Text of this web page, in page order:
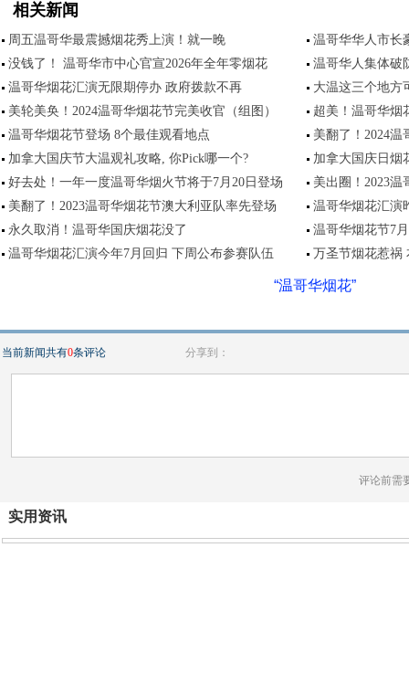
相关新闻
周五温哥华最震撼烟花秀上演！就一晚
温哥华华人市长
没钱了！ 温哥华市中心官宣2026年全年零烟花
温哥华人集体破
温哥华烟花汇演无限期停办 政府拨款不再
大温这三个地方
美轮美奂！2024温哥华烟花节完美收官（组图）
超美！温哥华烟
温哥华烟花节登场 8个最佳观看地点
美翻了！2024
加拿大国庆节大温观礼攻略, 你Pick哪一个?
加拿大国庆日烟
好去处！一年一度温哥华烟火节将于7月20日登场
美出圈！2023
美翻了！2023温哥华烟花节澳大利亚队率先登场
温哥华烟花汇演
永久取消！温哥华国庆烟花没了
温哥华烟花节7
温哥华烟花汇演今年7月回归 下周公布参赛队伍
万圣节烟花惹祸
“温哥华烟花”
当前新闻共有0条评论 分享到：
评论前需
实用资讯